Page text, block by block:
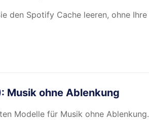
den Spotify Cache leeren, ohne Ihre
Musik ohne Ablenkung
Modelle für Musik ohne Ablenkung.